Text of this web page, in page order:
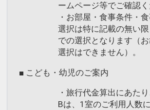
ームページ等でご確認く
・お部屋・食事条件・
選択は特に記載の無い
での選択となります（
選択はできません）。
■ こども・幼児のご案内
・旅行代金算出にあた
Bは、1室のご利用人数